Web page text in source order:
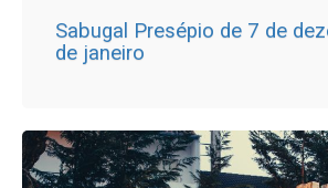
Sabugal Presépio de 7 de
de janeiro